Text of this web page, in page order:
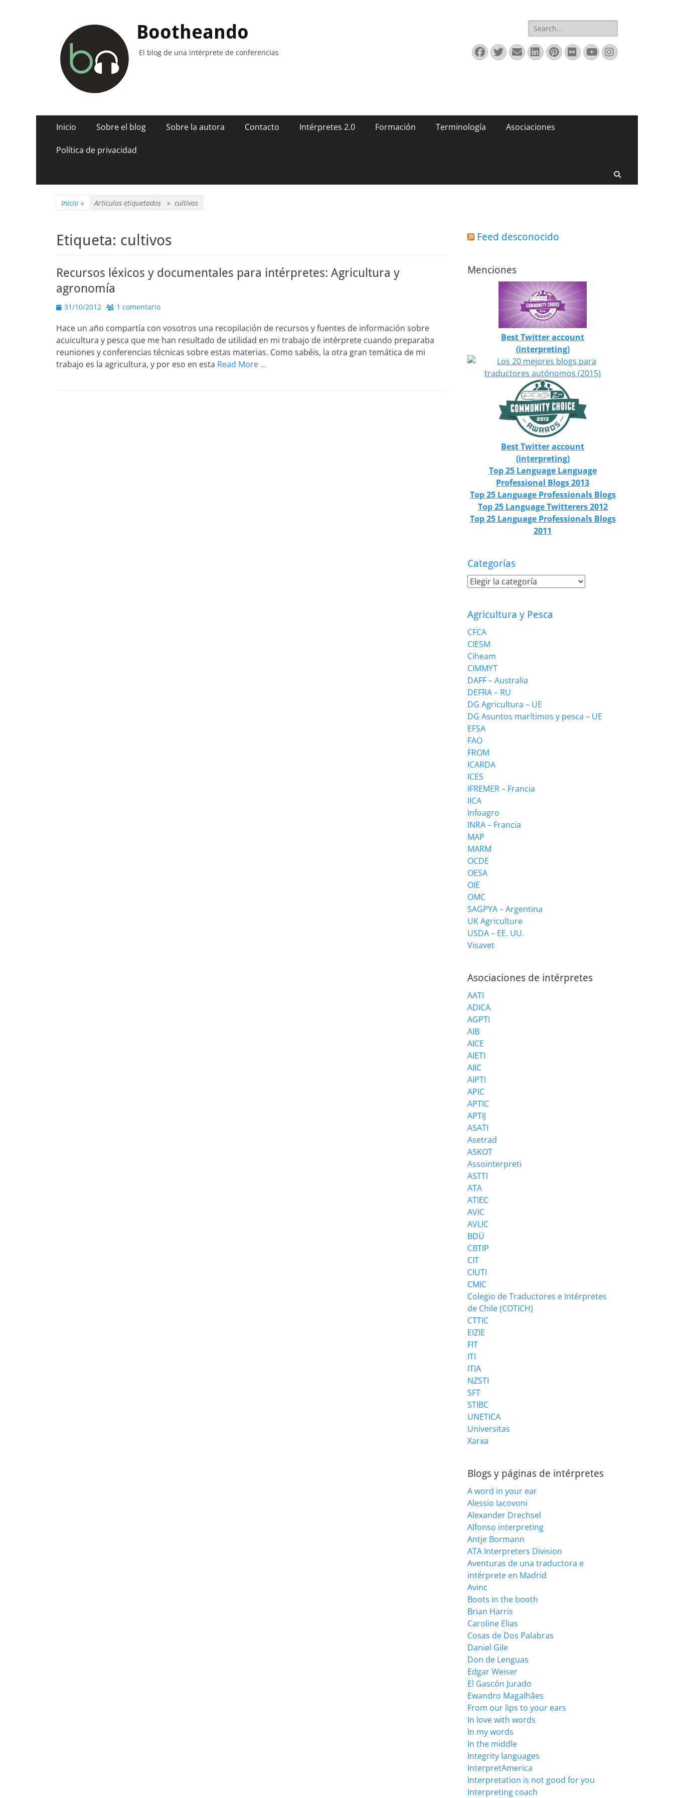
Bootheando
El blog de una intérprete de conferencias
Buscar:
Facebook
Twitter
Correo
electrónico
LinkedIn
Pinterest
FlickrYouTube
Instagram
Menú
Saltar
contenido
Inicio Sobre el blog Sobre la autora Contacto Intérpretes 2.0 Formación Terminología Asociaciones
Política de privacidad
Inicio » Artículos etiquetados » cultivos
Etiqueta: cultivos
Recursos léxicos y documentales para intérpretes: Agricultura y
agronomía
Publicado
31/10/2012 1 comentario
Hace un año compartía con vosotros una recopilación de recursos y fuentes de información sobre
acuicultura y pesca que me han resultado de utilidad en mi trabajo de intérprete cuando preparaba
reuniones y conferencias técnicas sobre estas materias. Como sabéis, la otra gran temática de mi
trabajo es la agricultura, y por eso en esta Read More …
Feed desconocido
Menciones
Best Twitter account
(interpreting)
Best Twitter account
(interpreting)
Top 25 Language Language
Professional Blogs 2013
Top 25 Language Professionals Blogs
Top 25 Language Twitterers 2012
Top 25 Language Professionals Blogs
2011
Categorías
Categorías
Agricultura y Pesca
CFCA
CIESM
Ciheam
CIMMYT
DAFF – Australia
DEFRA – RU
DG Agricultura – UE
DG Asuntos marítimos y pesca – UE
EFSA
FAO
FROM
ICARDA
ICES
IFREMER – Francia
IICA
Infoagro
INRA – Francia
MAP
MARM
OCDE
OESA
OIE
OMC
SAGPYA – Argentina
UK Agriculture
USDA – EE. UU.
Visavet
Asociaciones de intérpretes
AATI
ADICA
AGPTI
AIB
AICE
AIETI
AIIC
AIPTI
APIC
APTIC
APTIJ
ASATI
Asetrad
ASKOT
Assointerpreti
ASTTI
ATA
ATIEC
AVIC
AVLIC
BDÜ
CBTIP
CIT
CIUTI
CMIC
Colegio de Traductores e Intérpretes
de Chile (COTICH)
CTTIC
EIZIE
FIT
ITI
ITIA
NZSTI
SFT
STIBC
UNETICA
Universitas
Xarxa
Blogs y páginas de intérpretes
A word in your ear
Alessio Iacovoni
Alexander Drechsel
Alfonso interpreting
Antje Bormann
ATA Interpreters Division
Aventuras de una traductora e
intérprete en Madrid
Avinc
Boots in the booth
Brian Harris
Caroline Elias
Cosas de Dos Palabras
Daniel Gile
Don de Lenguas
Edgar Weiser
El Gascón Jurado
Ewandro Magalhães
From our lips to your ears
In love with words
In my words
In the middle
Integrity languages
InterpretAmerica
Interpretation is not good for you
Interpreting coach